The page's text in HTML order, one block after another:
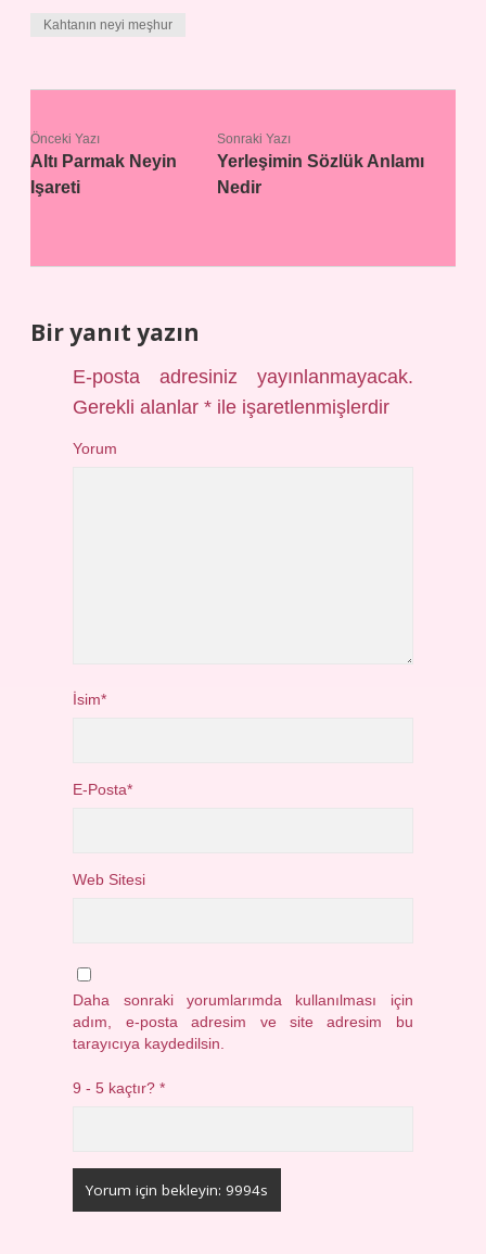
Kahtanın neyi meşhur
Önceki Yazı
Altı Parmak Neyin
Işareti
Sonraki Yazı
Yerleşimin Sözlük Anlamı
Nedir
Bir yanıt yazın
E-posta adresiniz yayınlanmayacak.
Gerekli alanlar* ile işaretlenmişlerdir
Yorum
İsim*
E-Posta*
Web Sitesi
Daha sonraki yorumlarımda kullanılması için
adım, e-posta adresim ve site adresim bu
tarayıcıya kaydedilsin.
9 - 5 kaçtır?*